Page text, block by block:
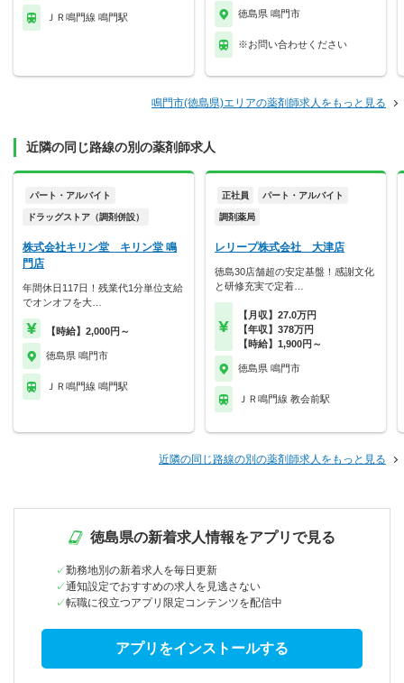
ＪＲ鳴門線 鳴門駅 徳島県 鳴門市
※お問い合わせください
鳴門市(徳島県)エリアの薬剤師求人をもっと見る
近隣の同じ路線の別の薬剤師求人
パート・アルバイト
ドラッグストア（調剤併設）
株式会社キリン堂 キリン堂 鳴
門店
年間休日117日！残業代1分単位支給
でオンオフを大…
【時給】2,000円～
徳島県 鳴門市
ＪＲ鳴門線 鳴門駅
正社員 パート・アルバイト
調剤薬局
レリープ株式会社 大津店
徳島30店舗超の安定基盤！感謝文化
と研修充実で定着…
【月収】27.0万円
【年収】378万円
【時給】1,900円～
徳島県 鳴門市
ＪＲ鳴門線 教会前駅
近隣の同じ路線の別の薬剤師求人をもっと見る
徳島県の新着求人情報をアプリで見る
勤務地別の新着求人を毎日更新
通知設定でおすすめの求人を見逃さない
転職に役立つアプリ限定コンテンツを配信中
アプリをインストールする